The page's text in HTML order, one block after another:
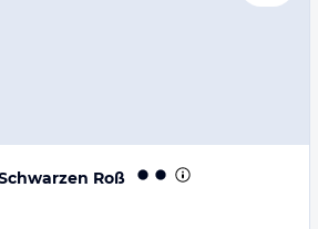
Roß